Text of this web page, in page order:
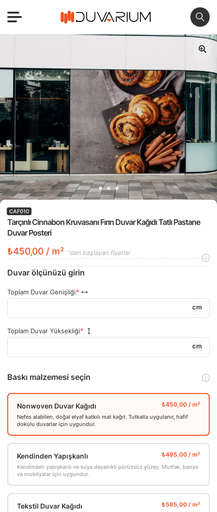
Tarçınlı Cinnabon Kruvasanı Fırın Duvar Kağıdı Tatlı Pastane
Duvar Posteri
CAF010
₺450,00 / m² 'den başlayan fiyatlar
Duvar ölçünüzü girin
Toplam Duvar Genişliği
cm
Toplam Duvar Yüksekliği
cm
Baskı malzemesi seçin
Nonwoven Duvar Kağıdı
Nefes alabilen, doğal elyaf katkılı mat kağıt. Tutkalla uygulanır, hafif
dokulu duvarlar için uygundur.
Kendinden Yapışkanlı
Kendinden yapışkanlı ve suya dayanıklı pürüzsüz yüzey. Mutfak, banyo
ve mobilyalar için uygundur.
Tekstil Duvar Kağıdı